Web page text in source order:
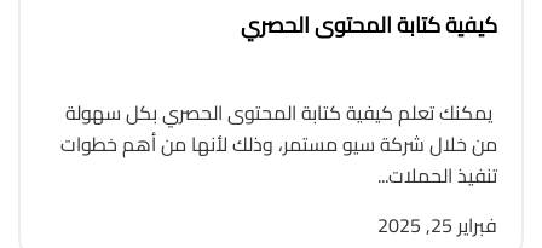
كيفية كتابة المحتوى الحصري
يمكنك تعلم كيفية كتابة المحتوى الحصري بكل سهولة
من خلال شركة سيو مستمر، وذلك لأنها من أهم خطوات
تنفيذ الحملات...
فبراير 25, 2025